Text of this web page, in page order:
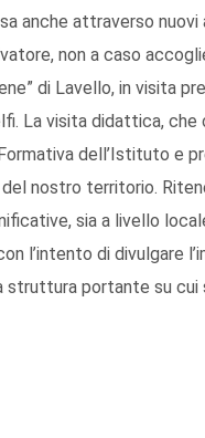
anche attraverso
non a caso
di Lavello, in visita
La visita didattica,
dell’Istituto e
nostro territorio.
sia a livello
l’intento di divulgare
portante su cui